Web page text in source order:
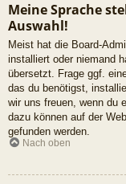
Meine Sprache
Auswahl!
Meist hat die Board-
installiert oder niemand
übersetzt. Frage ggf.
das du benötigst,
wir uns freuen, wenn du
dazu können auf der
gefunden werden.
Nach oben